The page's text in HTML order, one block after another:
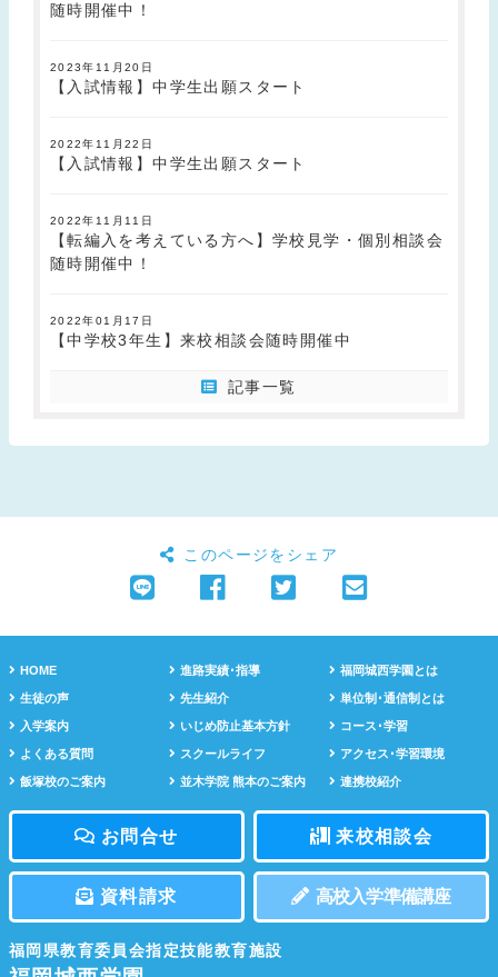
随時開催中！
2023年11月20日
【入試情報】中学生出願スタート
2022年11月22日
【入試情報】中学生出願スタート
2022年11月11日
【転編入を考えている方へ】学校見学・個別相談会
随時開催中！
2022年01月17日
【中学校3年生】来校相談会随時開催中
記事一覧
このページをシェア
HOME 進路実績･指導 福岡城西学園とは
生徒の声 先生紹介 単位制･通信制とは
入学案内 いじめ防止基本方針 コース･学習
よくある質問 スクールライフ アクセス･学習環境
飯塚校のご案内 並木学院 熊本のご案内 連携校紹介
お問合せ 来校相談会
資料請求 高校入学準備講座
福岡県教育委員会指定技能教育施設